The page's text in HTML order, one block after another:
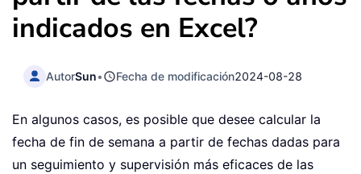
indicados en Excel?
AutorSun• Fecha de modificación2024-08-28
En algunos casos, es posible que desee calcular la
fecha de fin de semana a partir de fechas dadas para
un seguimiento y supervisión más eficaces de las